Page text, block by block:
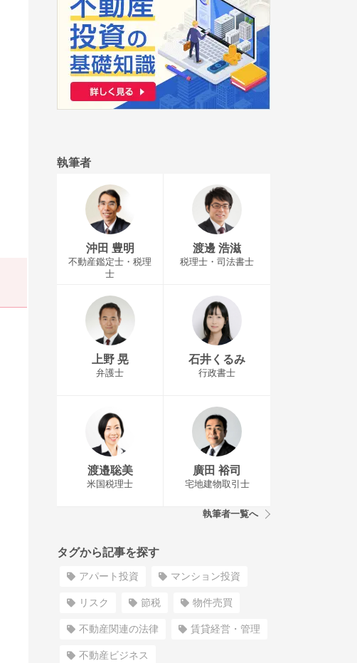
執筆者
沖田 豊明
不動産鑑定士・税理
士
渡邊 浩滋
税理士・司法書士
上野 晃
弁護士
石井くるみ
行政書士
渡邉聡美
米国税理士
廣田 裕司
宅地建物取引士
執筆者一覧へ
タグから記事を探す
アパート投資 マンション投資
リスク 節税 物件売買
不動産関連の法律 賃貸経営・管理
不動産ビジネス